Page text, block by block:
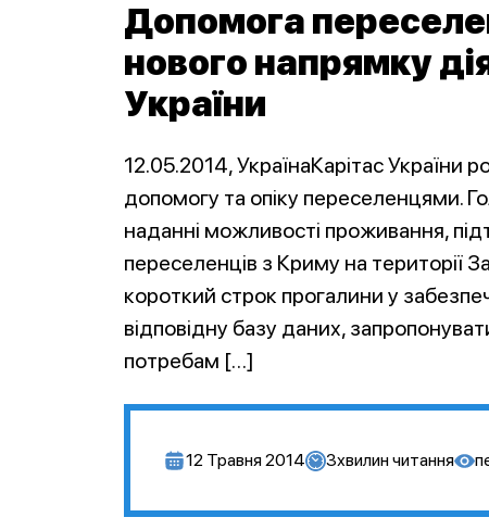
Допомога
нового напрямку
України
12.05.2014, УкраїнаКарітас України
допомогу та опіку переселенцями.
наданні можливості проживання,
переселенців з Криму на території
короткий строк прогалини у
відповідну базу даних,
потребам […]
12 Травня 2014 3хвилин читання